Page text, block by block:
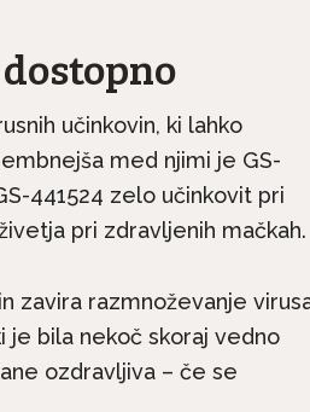
učinkovin, ki lahko
med njimi je GS-
441524 zelo učinkovit pri
pri zdravljenih mačkah.
zavira razmnoževanje
je bila nekoč skoraj vedno
ozdravljiva – če se
Maltežan
biti skupaj...
Pasme